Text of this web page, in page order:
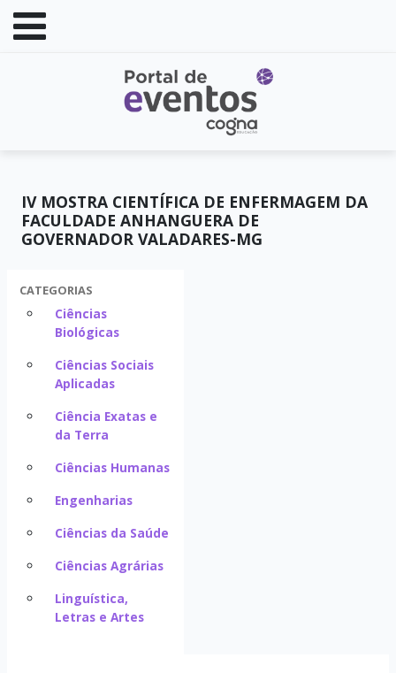
IV MOSTRA CIENTÍFICA DE ENFERMAGEM DA
FACULDADE ANHANGUERA DE
GOVERNADOR VALADARES-MG
CATEGORIAS
Ciências
Biológicas
Ciências Sociais
Aplicadas
Ciência Exatas e
da Terra
Ciências Humanas
Engenharias
Ciências da Saúde
Ciências Agrárias
Linguística,
Letras e Artes